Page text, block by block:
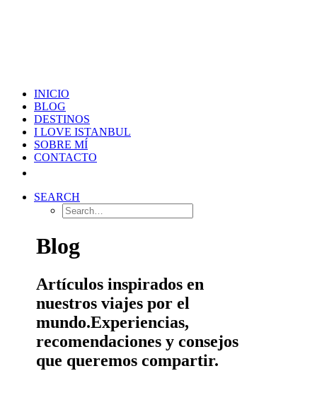
INICIO
BLOG
DESTINOS
I LOVE ISTANBUL
SOBRE MÍ
CONTACTO
SEARCH
Blog
Artículos inspirados en
nuestros viajes por el
mundo.Experiencias,
recomendaciones y consejos
que queremos compartir.